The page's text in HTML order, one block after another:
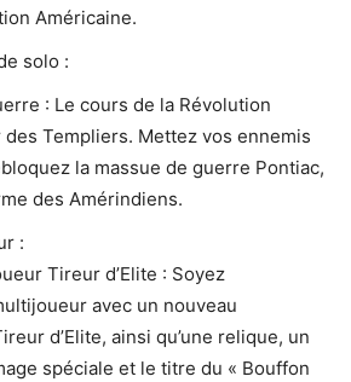
Américaine.
solo :
: Le cours de la Révolution
Templiers. Mettez vos ennemis
la massue de guerre Pontiac,
des Amérindiens.
:
Tireur d’Elite : Soyez
avec un nouveau
d’Elite, ainsi qu’une relique, un
spéciale et le titre du « Bouffon